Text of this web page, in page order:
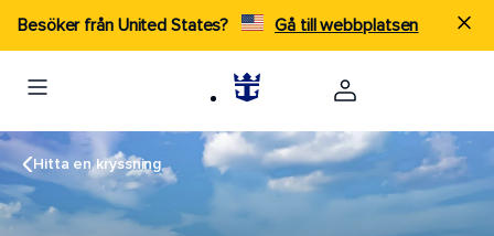
Besöker från United States? Gå till webbplatsen
Hitta en kryssning